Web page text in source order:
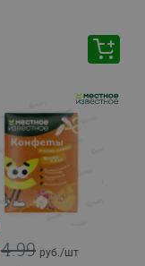
4.99 руб./шт